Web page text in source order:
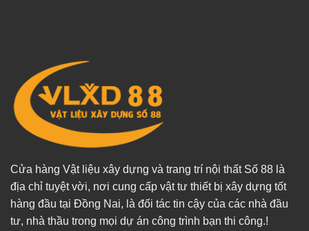
Cửa hàng Vật liệu xây dựng và trang trí nội thất Số 88 là
địa chỉ tuyệt vời, nơi cung cấp vật tư thiết bị xây dựng tốt
hàng đầu tại Đồng Nai, là đối tác tin cậy của các nhà đầu
tư, nhà thầu trong mọi dự án công trình bạn thi công.!